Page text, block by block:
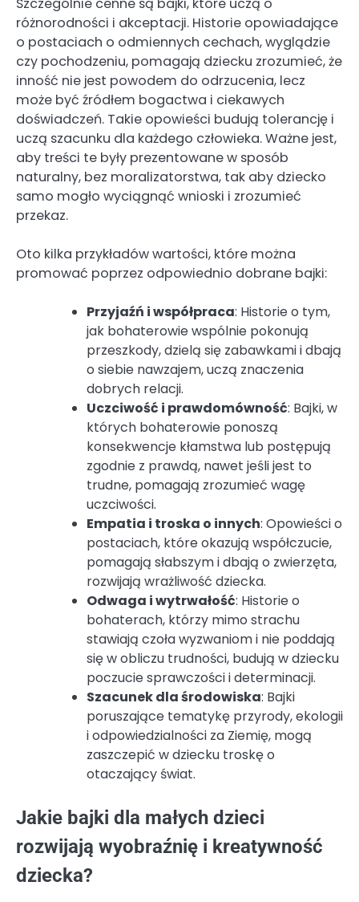
Szczególnie cenne są bajki, które uczą o
różnorodności i akceptacji. Historie opowiadające
o postaciach o odmiennych cechach, wyglądzie
czy pochodzeniu, pomagają dziecku zrozumieć, że
inność nie jest powodem do odrzucenia, lecz
może być źródłem bogactwa i ciekawych
doświadczeń. Takie opowieści budują tolerancję i
uczą szacunku dla każdego człowieka. Ważne jest,
aby treści te były prezentowane w sposób
naturalny, bez moralizatorstwa, tak aby dziecko
samo mogło wyciągnąć wnioski i zrozumieć
przekaz.
Oto kilka przykładów wartości, które można
promować poprzez odpowiednio dobrane bajki:
Przyjaźń i współpraca: Historie o tym,
jak bohaterowie wspólnie pokonują
przeszkody, dzielą się zabawkami i dbają
o siebie nawzajem, uczą znaczenia
dobrych relacji.
Uczciwość i prawdomówność: Bajki, w
których bohaterowie ponoszą
konsekwencje kłamstwa lub postępują
zgodnie z prawdą, nawet jeśli jest to
trudne, pomagają zrozumieć wagę
uczciwości.
Empatia i troska o innych: Opowieści o
postaciach, które okazują współczucie,
pomagają słabszym i dbają o zwierzęta,
rozwijają wrażliwość dziecka.
Odwaga i wytrwałość: Historie o
bohaterach, którzy mimo strachu
stawiają czoła wyzwaniom i nie poddają
się w obliczu trudności, budują w dziecku
poczucie sprawczości i determinacji.
Szacunek dla środowiska: Bajki
poruszające tematykę przyrody, ekologii
i odpowiedzialności za Ziemię, mogą
zaszczepić w dziecku troskę o
otaczający świat.
Jakie bajki dla małych dzieci
rozwijają wyobraźnię i kreatywność
dziecka?